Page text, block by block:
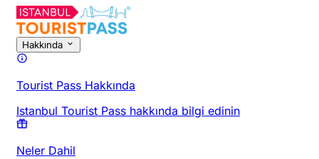
Hakkında
Tourist Pass Hakkında
Istanbul Tourist Pass hakkında bilgi edinin
Neler Dahil